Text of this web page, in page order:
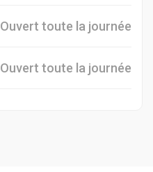
Ouvert toute la journée
Ouvert toute la journée